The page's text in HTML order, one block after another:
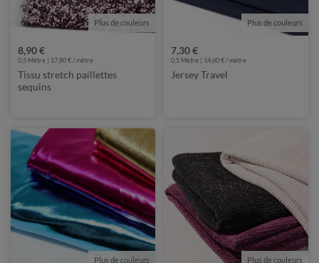
Plus de couleurs
8,90 €
0,5 Mètre | 17,80 € / mètre
Tissu stretch paillettes
sequins
Plus de couleurs
7,30 €
0,5 Mètre | 14,60 € / mètre
Jersey Travel
Plus de couleurs Plus de couleurs